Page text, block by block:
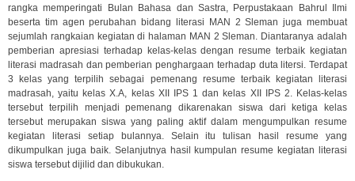
rangka memperingati Bulan Bahasa dan Sastra, Perpustakaan Bahrul Ilmi
beserta tim agen perubahan bidang literasi MAN 2 Sleman juga membuat
sejumlah rangkaian kegiatan di halaman MAN 2 Sleman. Diantaranya adalah
pemberian apresiasi terhadap kelas-kelas dengan resume terbaik kegiatan
literasi madrasah dan pemberian penghargaan terhadap duta litersi. Terdapat
3 kelas yang terpilih sebagai pemenang resume terbaik kegiatan literasi
madrasah, yaitu kelas X.A, kelas XII IPS 1 dan kelas XII IPS 2. Kelas-kelas
tersebut terpilih menjadi pemenang dikarenakan siswa dari ketiga kelas
tersebut merupakan siswa yang paling aktif dalam mengumpulkan resume
kegiatan literasi setiap bulannya. Selain itu tulisan hasil resume yang
dikumpulkan juga baik. Selanjutnya hasil kumpulan resume kegiatan literasi
siswa tersebut dijilid dan dibukukan.